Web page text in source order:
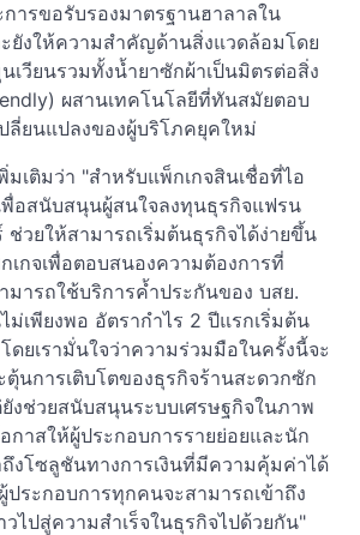
ารขอรับรองมาตรฐานฮาลาลใน
ยังให้ความสำคัญด้านสิ่งแวดล้อมโดย
เวียนรวมทั้งน้ำยาซักผ้าเป็นมิตรต่อสิ่ง
ผสานเทคโนโลยีที่ทันสมัยตอบ
ลี่ยนแปลงของผู้บริโภคยุคใหม่
มเติมว่า "สำหรับแพ็กเกจสินเชื่อที่ไอ
อสนับสนุนผู้สนใจลงทุนธุรกิจแฟรน
วยให้สามารถเริ่มต้นธุรกิจได้ง่ายขึ้น
เกจเพื่อตอบสนองความต้องการที่
มารถใช้บริการค้ำประกันของ บสย.
เพียงพอ อัตรากำไร 2 ปีแรกเริ่มต้น
ดยเรามั่นใจว่าความร่วมมือในครั้งนี้จะ
ตุ้นการเติบโตของธุรกิจร้านสะดวกซัก
งช่วยสนับสนุนระบบเศรษฐกิจในภาพ
กาสให้ผู้ประกอบการรายย่อยและนัก
งโซลูชันทางการเงินที่มีความคุ้มค่าได้
ประกอบการทุกคนจะสามารถเข้าถึง
วไปสู่ความสำเร็จในธุรกิจไปด้วยกัน"